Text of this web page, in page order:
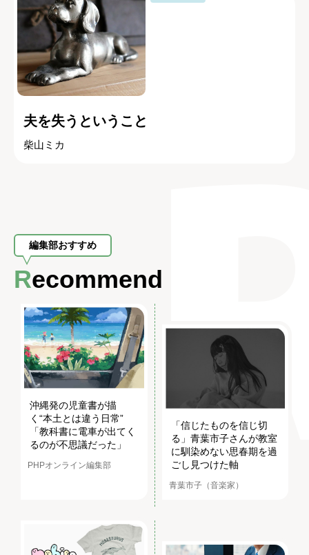
夫を失うということ
柴山ミカ
編集部おすすめ
Recommend
沖縄発の児童書が描
く“本土とは違う日常”
「教科書に電車が出てく
るのが不思議だった」
PHPオンライン編集部
「信じたものを信じ切
る」青葉市子さんが教室
に馴染めない思春期を過
ごし見つけた軸
青葉市子（音楽家）